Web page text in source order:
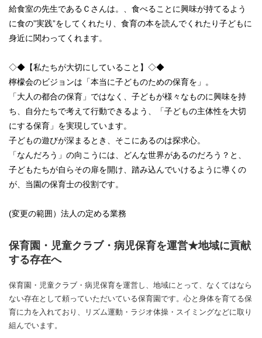
給食室の先生であるＣさんは。、食べることに興味が持てるよう
に食の”実践”をしてくれたり、食育の本を読んでくれたり子どもに
身近に関わってくれます。
◇◆【私たちが大切にしていること】◇◆
檸檬会のビジョンは「本当に子どものための保育を」。
「大人の都合の保育」ではなく、子どもが様々なものに興味を持
ち、自分たちで考えて行動できるよう、「子どもの主体性を大切
にする保育」を実現しています。
子どもの遊びが深まるとき、そこにあるのは探求心。
「なんだろう」の向こうには、どんな世界があるのだろう？と、
子どもたちが自らその扉を開け、踏み込んでいけるように導くの
が、当園の保育士の役割です。
(変更の範囲）法人の定める業務
保育園・児童クラブ・病児保育を運営★地域に貢献
する存在へ
保育園・児童クラブ・病児保育を運営し、地域にとって、なくてはなら
ない存在として頼っていただいている保育園です。心と身体を育てる保
育に力を入れており、リズム運動・ラジオ体操・スイミングなどに取り
組んでいます。